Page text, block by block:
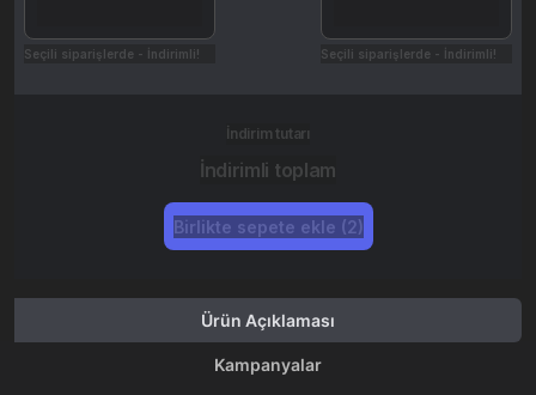
Seçili siparişlerde - İndirimli! Seçili siparişlerde - İndirimli!
İndirim tutarı
İndirimli toplam
Birlikte sepete ekle (2)
Ürün Açıklaması
Kampanyalar